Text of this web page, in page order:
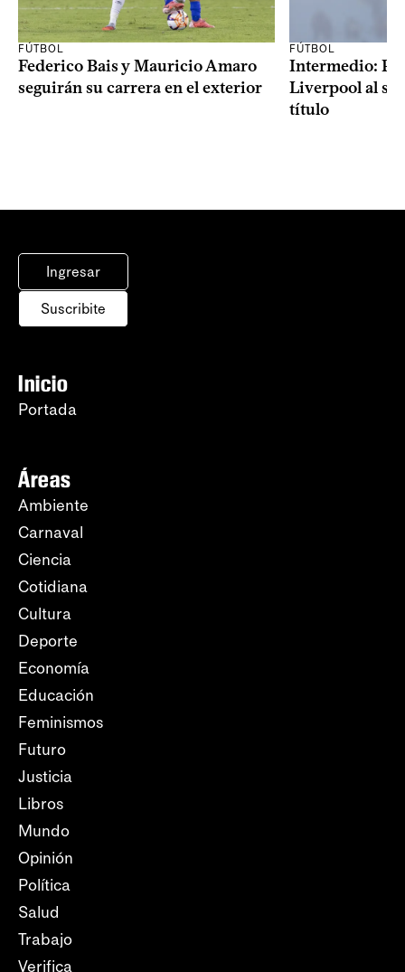
FÚTBOL
Federico Bais y Mauricio Amaro
seguirán su carrera en el exterior
FÚTBOL
Intermedio:
Liverpool al
título
Ingresar
Suscribite
Inicio
Portada
Áreas
Ambiente
Carnaval
Ciencia
Cotidiana
Cultura
Deporte
Economía
Educación
Feminismos
Futuro
Justicia
Libros
Mundo
Opinión
Política
Salud
Trabajo
Verifica